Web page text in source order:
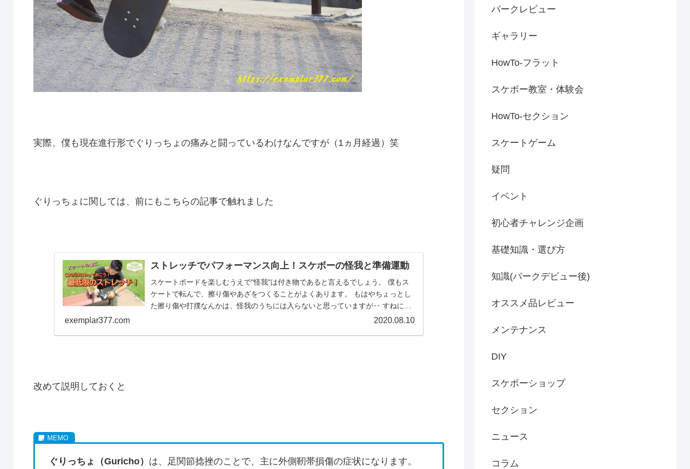
実際、僕も現在進行形でぐりっちょの痛みと闘っているわけなんですが（1ヵ月経過）笑
ぐりっちょに関しては、前にもこちらの記事で触れました
ストレッチでパフォーマンス向上！スケボーの怪我と準備運動
スケートボードを楽しむうえで"怪我"は付き物であると言えるでしょう。 僕もス
ケートで転んで、擦り傷やあざをつくることがよくあります。 もはやちょっとし
た擦り傷や打撲なんかは、怪我のうちには入らないと思っていますが‥ すねに板
exemplar377.com 2020.08.10
改めて説明しておくと
ぐりっちょ（Guricho） は、足関節捻挫のことで、主に外側靭帯損傷の症状になります。
パークレビュー
ギャラリー
HowTo-フラット
スケボー教室・体験会
HowTo-セクション
スケートゲーム
疑問
イベント
初心者チャレンジ企画
基礎知識・選び方
知識(パークデビュー後)
オススメ品レビュー
メンテナンス
DIY
スケボーショップ
セクション
ニュース
コラム